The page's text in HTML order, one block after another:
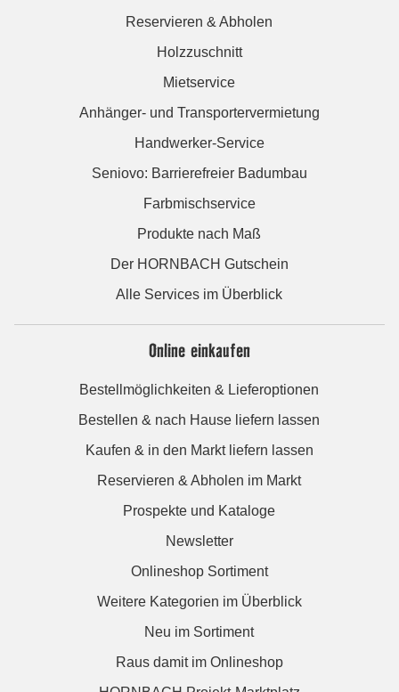
Reservieren & Abholen
Holzzuschnitt
Mietservice
Anhänger- und Transportervermietung
Handwerker-Service
Seniovo: Barrierefreier Badumbau
Farbmischservice
Produkte nach Maß
Der HORNBACH Gutschein
Alle Services im Überblick
Online einkaufen
Bestellmöglichkeiten & Lieferoptionen
Bestellen & nach Hause liefern lassen
Kaufen & in den Markt liefern lassen
Reservieren & Abholen im Markt
Prospekte und Kataloge
Newsletter
Onlineshop Sortiment
Weitere Kategorien im Überblick
Neu im Sortiment
Raus damit im Onlineshop